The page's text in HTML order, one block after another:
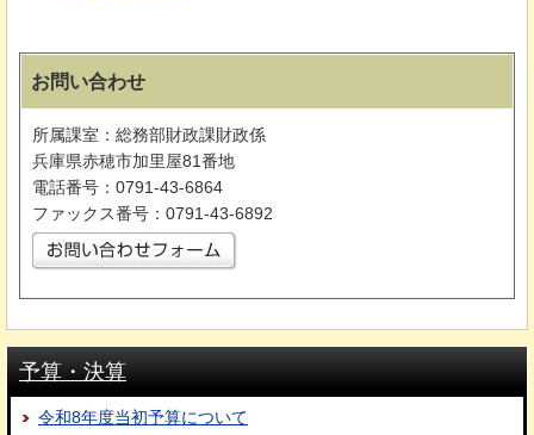
お問い合わせ
所属課室：総務部財政課財政係
兵庫県赤穂市加里屋81番地
電話番号：0791-43-6864
ファックス番号：0791-43-6892
予算・決算
令和8年度当初予算について